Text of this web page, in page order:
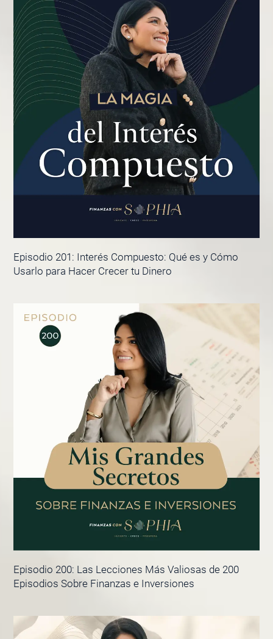
Episodio 201: Interés Compuesto: Qué es y Cómo
Usarlo para Hacer Crecer tu Dinero
Episodio 200: Las Lecciones Más Valiosas de 200
Episodios Sobre Finanzas e Inversiones